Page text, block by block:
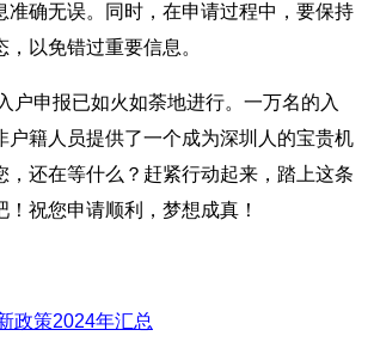
准确无误。同时，在申请过程中，要保持
以免错过重要信息。
户申报已如火如荼地进行。一万名的入
户籍人员提供了一个成为深圳人的宝贵机
，还在等什么？赶紧行动起来，踏上这条
祝您申请顺利，梦想成真！
政策2024年汇总